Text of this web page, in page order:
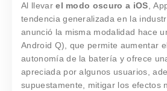
Al llevarel modo oscuro a iOS ,
tendencia generalizada en la
anunció la misma modalidad hace
Android Q), que permite aumentar
autonomía de la batería y ofrece
apreciada por algunos usuarios,
supuestamente, mitigar los efectos